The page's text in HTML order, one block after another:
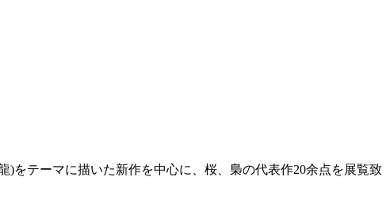
をテーマに描いた新作を中心に、桜、梟の代表作20余点を展覧致